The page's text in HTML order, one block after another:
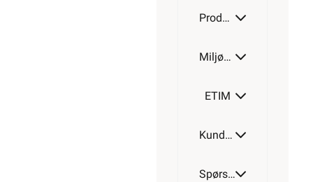
Produktdetaljer
Miljøparametere
ETIM
Kundeomtale
Spørsmål og svar